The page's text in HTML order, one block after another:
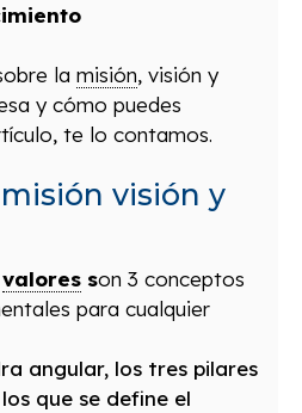
la misión, visión y
y cómo puedes
te lo contamos.
visión y
valores son 3 conceptos
para cualquier
angular, los tres pilares
que se define el